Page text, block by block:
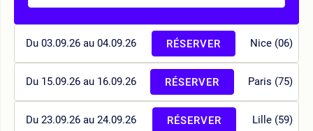
Du 03.09.26 au 04.09.26 Nice (06)
RÉSERVER
Du 15.09.26 au 16.09.26 Paris (75)
RÉSERVER
Du 23.09.26 au 24.09.26 Lille (59)
RÉSERVER